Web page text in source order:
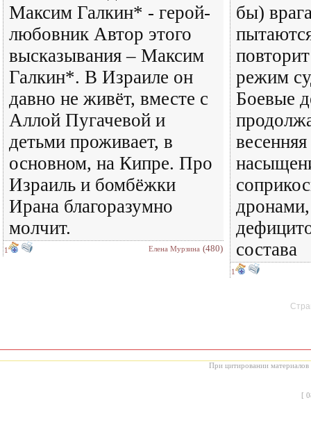
Максим Галкин* - герой-
любовник Автор этого
высказывания – Максим
Галкин*. В Израиле он
давно не живёт, вместе с
Аллой Пугачевой и
детьми проживает, в
основном, на Кипре. Про
Израиль и бомбёжки
Ирана благоразумно
молчит.
1 Елена Мурзина (480)
бы)
режим
Боевые
состава
1
При цитировании материалов
[